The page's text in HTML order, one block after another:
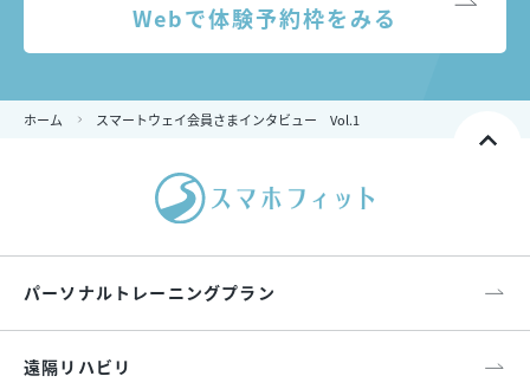
Webで体験予約枠をみる
ホーム スマートウェイ会員さまインタビュー Vol.1
パーソナルトレーニングプラン
遠隔リハビリ